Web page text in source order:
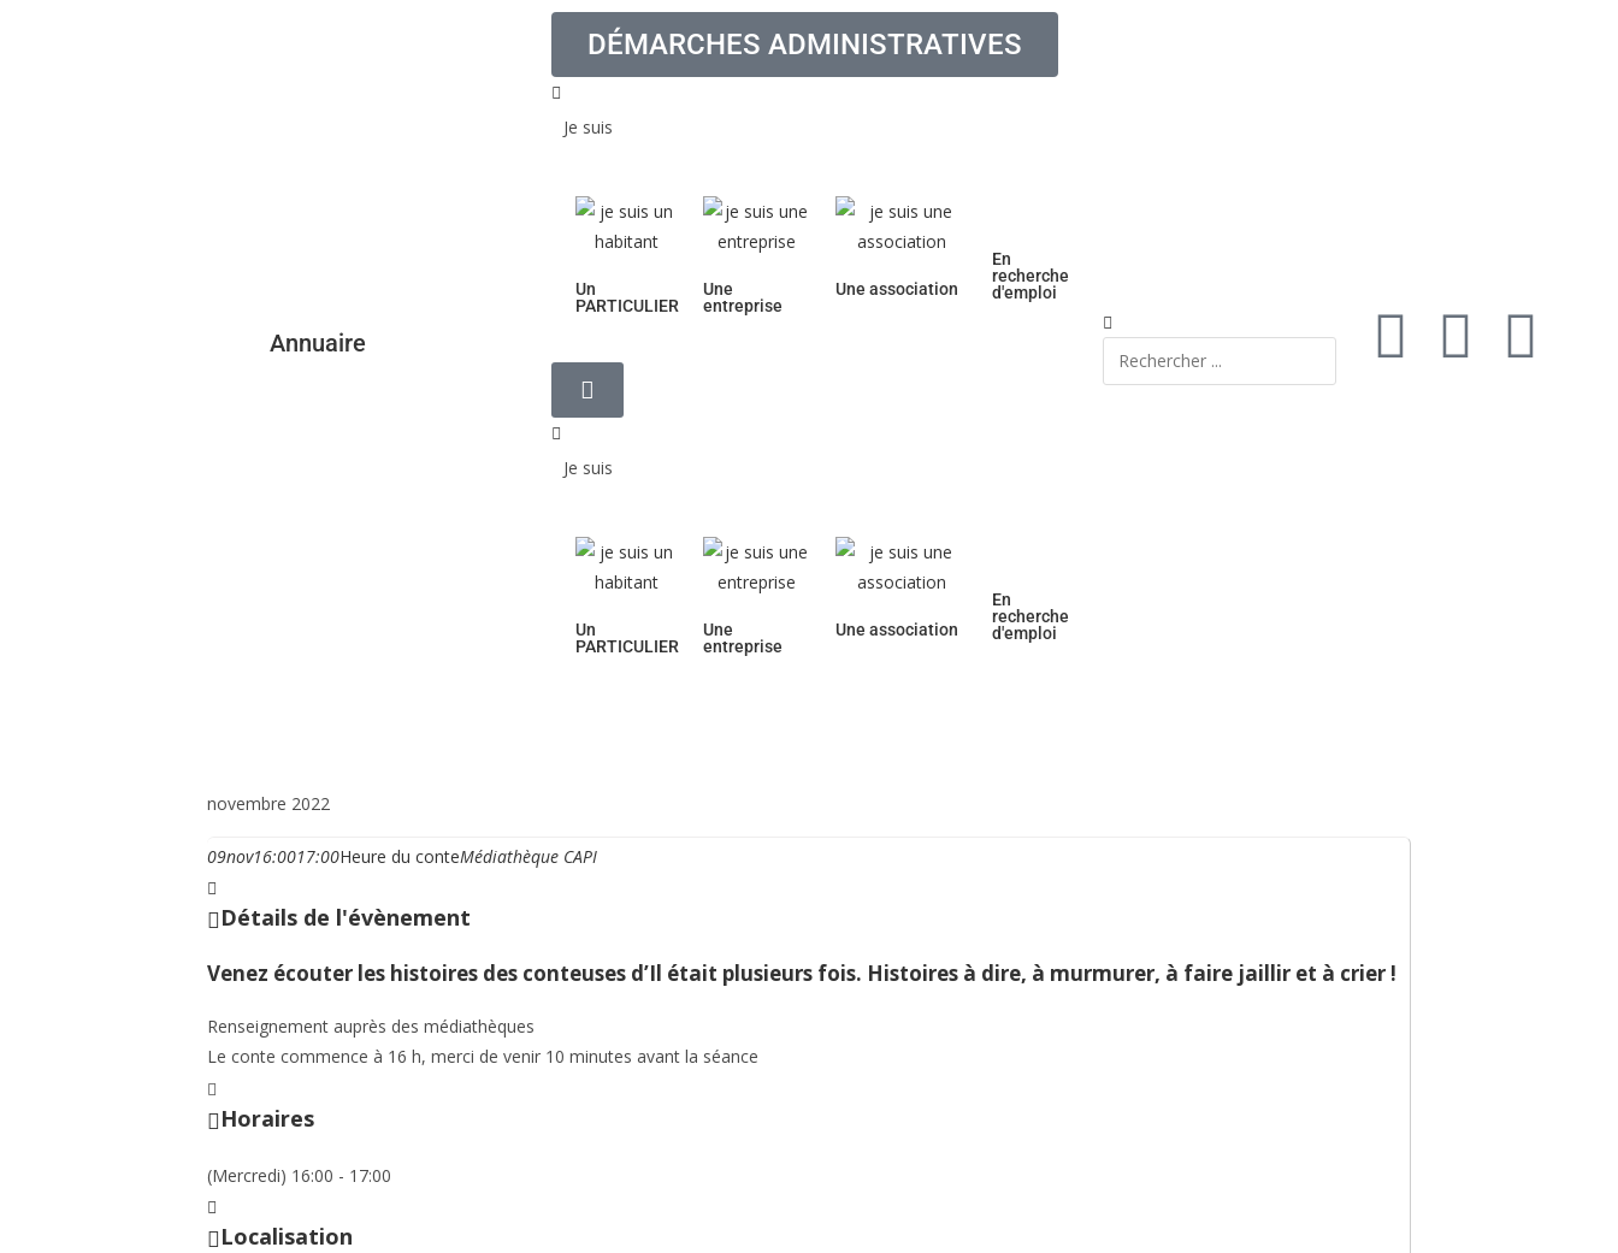
Annuaire
DÉMARCHES ADMINISTRATIVES
Je suis
Un
PARTICULIER
Une
entreprise
Une association
En
recherche
d'emploi
Je suis
Un
PARTICULIER
Une
entreprise
Une association
En
recherche
d'emploi
novembre 2022
09nov16:0017:00Heure du conteMédiathèque CAPI
Détails de l'évènement
Venez écouter les histoires des conteuses d’Il était plusieurs fois. Histoires à dire, à murmurer, à faire jaillir et à crier !
Renseignement auprès des médiathèques
Le conte commence à 16 h, merci de venir 10 minutes avant la séance
Horaires
(Mercredi) 16:00 - 17:00
Localisation